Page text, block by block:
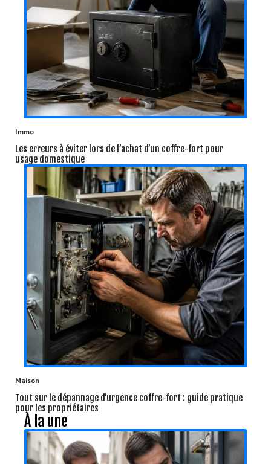
Immo
Les erreurs à éviter lors de l’achat d’un coffre-fort pour
usage domestique
Maison
Tout sur le dépannage d’urgence coffre-fort : guide pratique
pour les propriétaires
À la une